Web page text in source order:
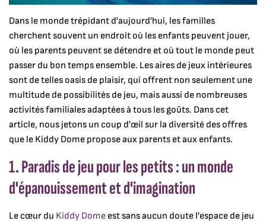
Dans le monde trépidant d'aujourd'hui, les familles
cherchent souvent un endroit où les enfants peuvent jouer,
où les parents peuvent se détendre et où tout le monde peut
passer du bon temps ensemble. Les aires de jeux intérieures
sont de telles oasis de plaisir, qui offrent non seulement une
multitude de possibilités de jeu, mais aussi de nombreuses
activités familiales adaptées à tous les goûts. Dans cet
article, nous jetons un coup d'œil sur la diversité des offres
que le Kiddy Dome propose aux parents et aux enfants.
1. Paradis de jeu pour les petits : un monde
d'épanouissement et d'imagination
Le cœur du Kiddy Dome est sans aucun doute l'espace de jeu